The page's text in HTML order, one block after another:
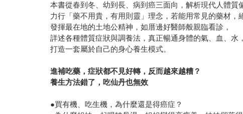
本書從春到冬、幼到長、病到癌三面向，解析現代人體質
力行「藥不用貴，有用則靈」理念，若能用常見的藥材，
發揮最在地的土地公精神，如厝邊好醫師般親臨看診，
詳述各種體質症狀與調養法，真正暢通身體的氣、血、水，
打造一套屬於自己的身心養生模式。
進補吃藥，症狀都不見好轉，反而越來越糟？
養生方法錯了，吃仙丹也無效
●買有機、吃生機，為什麼還是得癌症？